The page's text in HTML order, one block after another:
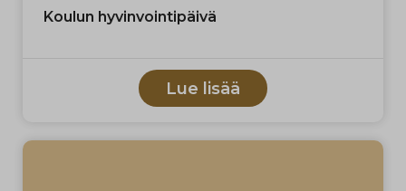
Koulun hyvinvointipäivä
Lue lisää